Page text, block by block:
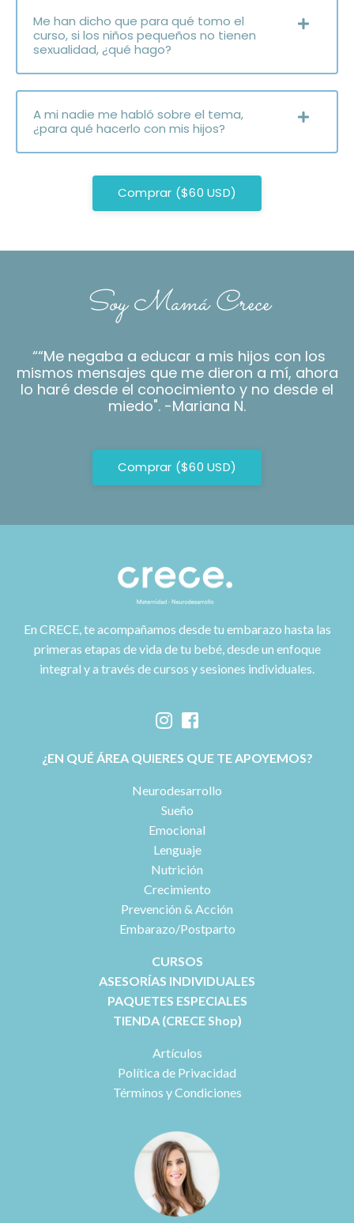
Me han dicho que para qué tomo el
curso, si los niños pequeños no tienen
sexualidad, ¿qué hago?
A mi nadie me habló sobre el tema,
¿para qué hacerlo con mis hijos?
Comprar ($60 USD)
Soy Mamá Crece
““Me negaba a educar a mis hijos con los
mismos mensajes que me dieron a mí, ahora
lo haré desde el conocimiento y no desde el
miedo". -Mariana N.
Comprar ($60 USD)
En CRECE, te acompañamos desde tu embarazo hasta las
primeras etapas de vida de tu bebé, desde un enfoque
integral y a través de cursos y sesiones individuales.
¿EN QUÉ ÁREA QUIERES QUE TE APOYEMOS?
Neurodesarrollo
Sueño
Emocional
Lenguaje
Nutrición
Crecimiento
Prevención & Acción
Embarazo/Postparto
CURSOS
ASESORÍAS INDIVIDUALES
PAQUETES ESPECIALES
TIENDA (CRECE Shop)
Artículos
Política de Privacidad
Términos y Condiciones